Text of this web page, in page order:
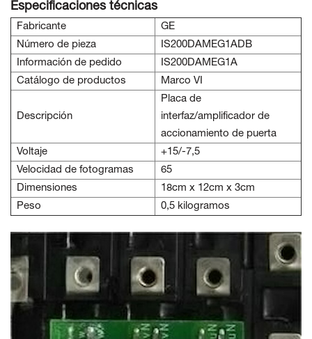
Especificaciones técnicas
Fabricante
GE
Número de pieza
IS200DAMEG1ADB
Información de pedido
IS200DAMEG1A
Catálogo de productos
Marco VI
Descripción
Placa de
interfaz/amplificador de
accionamiento de puerta
Voltaje
+15/-7,5
Velocidad de fotogramas
65
Dimensiones
18cm x 12cm x 3cm
Peso
0,5 kilogramos